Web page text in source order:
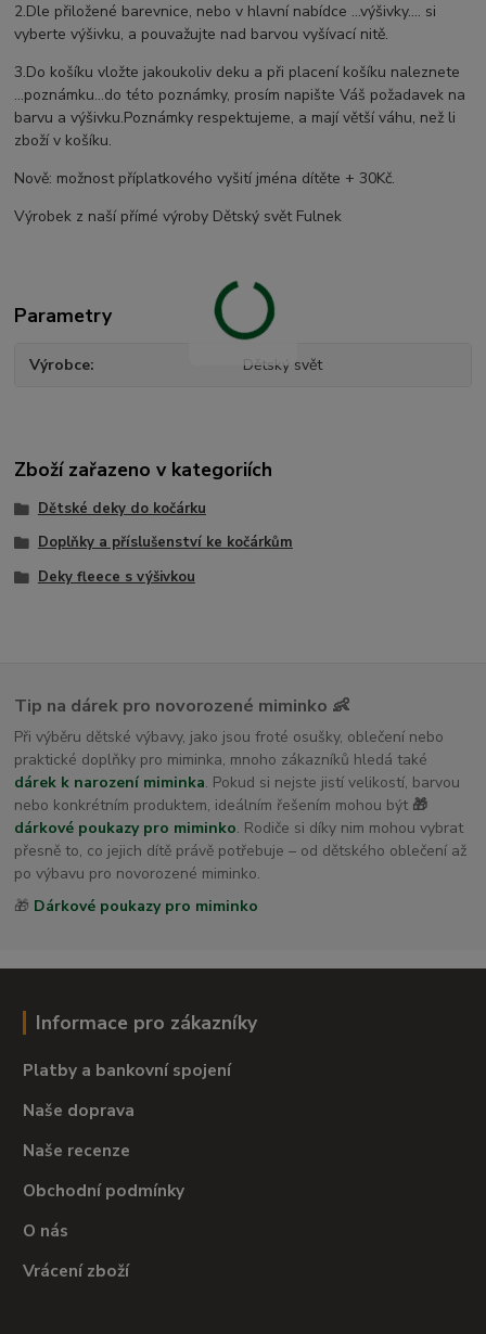
2.Dle přiložené barevnice, nebo v hlavní nabídce ...výšivky.... si
vyberte výšivku, a pouvažujte nad barvou vyšívací nitě.
3.Do košíku vložte jakoukoliv deku a při placení košíku naleznete
...poznámku...do této poznámky, prosím napište Váš požadavek na
barvu a výšivku.Poznámky respektujeme, a mají větší váhu, než li
zboží v košíku.
Nově: možnost příplatkového vyšití jména dítěte + 30Kč.
Výrobek z naší přímé výroby Dětský svět Fulnek
Parametry
Výrobce Dětský svět
Zboží zařazeno v kategoriích
Dětské deky do kočárku
Doplňky a příslušenství ke kočárkům
Deky fleece s výšivkou
Tip na dárek pro novorozené miminko 👶
Při výběru dětské výbavy, jako jsou froté osušky, oblečení nebo
praktické doplňky pro miminka, mnoho zákazníků hledá také
dárek k narození miminka. Pokud si nejste jistí velikostí, barvou
nebo konkrétním produktem, ideálním řešením mohou být 🎁
dárkové poukazy pro miminko. Rodiče si díky nim mohou vybrat
přesně to, co jejich dítě právě potřebuje – od dětského oblečení až
po výbavu pro novorozené miminko.
🎁 Dárkové poukazy pro miminko
Informace pro zákazníky
Platby a bankovní spojení
Naše doprava
Naše recenze
Obchodní podmínky
O nás
Vrácení zboží